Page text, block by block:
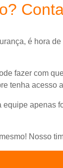
é hora
fazer com
tenha acesso
apenas
Nosso